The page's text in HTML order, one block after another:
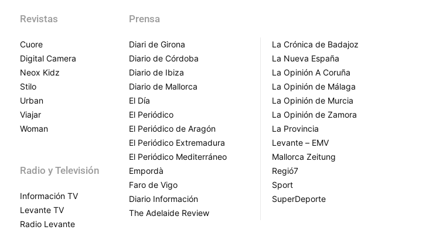
Revistas
Cuore
Digital Camera
Neox Kidz
Stilo
Urban
Viajar
Woman
Radio y Televisión
Información TV
Levante TV
Radio Levante
Prensa
Diari de Girona
Diario de Córdoba
Diario de Ibiza
Diario de Mallorca
El Día
El Periódico
El Periódico de Aragón
El Periódico Extremadura
El Periódico Mediterráneo
Empordà
Faro de Vigo
Diario Información
The Adelaide Review
La Crónica de Badajoz
La Nueva España
La Opinión A Coruña
La Opinión de Málaga
La Opinión de Murcia
La Opinión de Zamora
La Provincia
Levante – EMV
Mallorca Zeitung
Regió7
Sport
SuperDeporte